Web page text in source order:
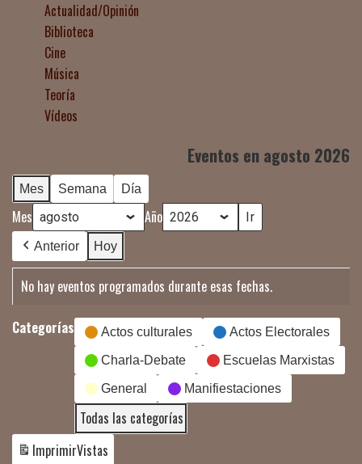
Actualidad/Opinión
Biblioteca
Cine
Música
Teoría
Vídeos
Eventos en agosto 2026
Mes Semana Día
Mes Año
Anterior Hoy
No hay eventos programados durante esas fechas.
Categorías Actos culturales Actos Electorales
Charla-Debate Escuelas Marxistas
General Manifiestaciones
Todas las categorías
ImprimirVistas